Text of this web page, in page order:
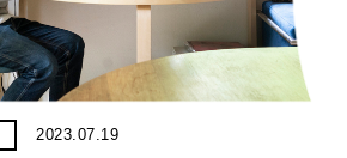
2023.07.19